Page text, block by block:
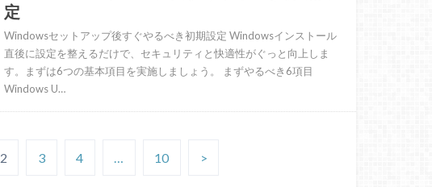
定
Windowsセットアップ後すぐやるべき初期設定 Windowsインストール
直後に設定を整えるだけで、セキュリティと快適性がぐっと向上しま
す。まずは6つの基本項目を実施しましょう。 まずやるべき6項目
Windows U…
2 3 4 … 10 >